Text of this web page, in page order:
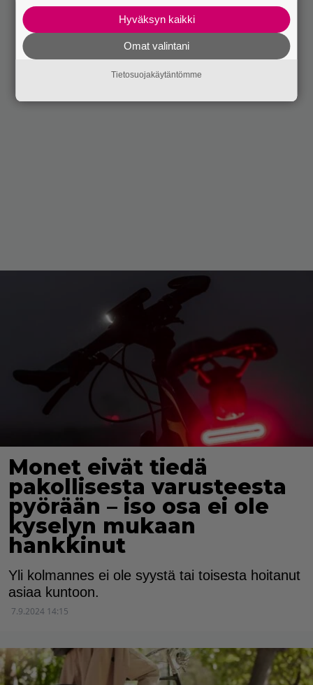
Monet eivät tiedä
pakollisesta varusteesta
pyörään – iso osa ei ole
kyselyn mukaan
hankkinut
Yli kolmannes ei ole syystä tai toisesta hoitanut
asiaa kuntoon.
7.9.2024 14:15
Hyväksyn kaikki
Omat valintani
Tietosuojakäytäntömme